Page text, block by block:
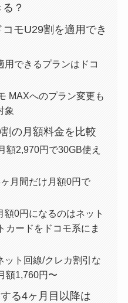
？
モU29割を適用でき
用できるプランはドコ
MAXへのプラン変更も
象
の月額料金を比較
額2,970円で30GB使え
月間だけ月額0円で
額0円になるのはネット
カードをドコモ系にま
ット回線/クレカ割引な
額1,760円〜
る4ヶ月目以降は